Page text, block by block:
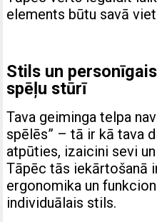
elements būtu savā
Stils un
spēļu stūrī
Tava geiminga telpa
spēlēs” – tā ir kā tava
atpūties, izaicini sevi
Tāpēc tās iekārtošanā
ergonomika un
individuālais stils.